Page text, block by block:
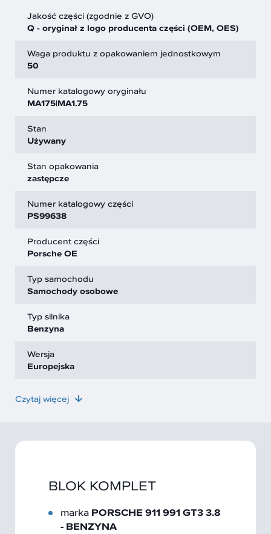
Jakość części (zgodnie z GVO)
Q - oryginał z logo producenta części (OEM, OES)
Waga produktu z opakowaniem jednostkowym
50
Numer katalogowy oryginału
MA175|MA1.75
Stan
Używany
Stan opakowania
zastępcze
Numer katalogowy części
PS99638
Producent części
Porsche OE
Typ samochodu
Samochody osobowe
Typ silnika
Benzyna
Wersja
Europejska
Czytaj więcej
BLOK KOMPLET
marka PORSCHE 911 991 GT3 3.8
- BENZYNA